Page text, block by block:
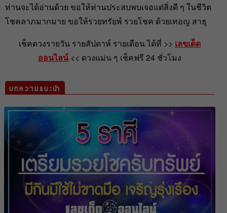
ท่านจะได้อ่านด้วย ขอให้ท่านประสบพบเจอแต่สิ่งดี ๆ ในชีวิต
โชคลาภมากมาย ขอให้รวยทรัยพ์ รวยโชค ด้วยเทอญ สาธุ
เช็คดวงรายวัน รายสัปดาห์ รายเดือน ได้ที่ >> เลขเด็ด
ออนไลน์ << ดวงแม่น ๆ เช็คฟรี 24 ชั่วโมง
บทความแนะนำ